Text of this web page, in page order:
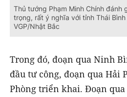
Thủ tướng Phạm Minh Chính đánh
trọng, rất ý nghĩa với tỉnh Thái
VGP/Nhật Bắc
Trong đó, đoạn qua Ninh
đầu tư công, đoạn qua Hải
Phòng triển khai. Đoạn